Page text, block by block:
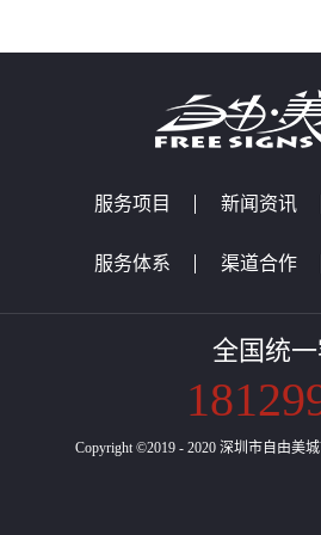
服务项目 新闻资讯
服务体系 渠道合作
全国统一
Copyright ©2019 - 2020 深圳市自由美